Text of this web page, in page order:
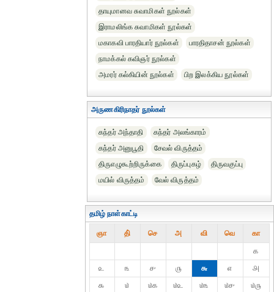
தாயுமானவ சுவாமிகள் நூல்கள்
இராமலிங்க சுவாமிகள் நூல்கள்
மகாகவி பாரதியார் நூல்கள்
பாரதிதாசன் நூல்கள்
நாமக்கல் கவிஞர் நூல்கள்
அமரர் கல்கியின் நூல்கள்
பிற இலக்கிய நூல்கள்
அருணகிரிநாதர் நூல்கள்
கந்தர் அந்தாதி
கந்தர் அலங்காரம்
கந்தர் அனுபூதி
சேவல் விருத்தம்
திருஎழுகூற்றிருக்கை
திருப்புகழ்
திருவகுப்பு
மயில் விருத்தம்
வேல் விருத்தம்
தமிழ் நாள்காட்டி
ஞா தி் செ அ வி வெ கா
௧
௨
௩ ௪ ௫ ௬ ௭
௮
௯
௰ ௰௧ ௰௨ ௰௩ ௰௪ ௰௫